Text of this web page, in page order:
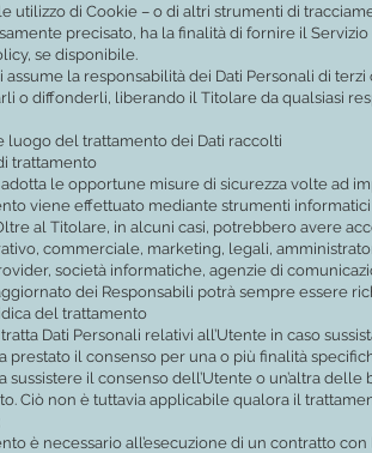
utilizzo di Cookie – o di altri strumenti di
precisato, ha la finalità di fornire il
se disponibile.
assume la responsabilità dei Dati Personali di
o diffonderli, liberando il Titolare da qualsiasi
luogo del trattamento dei Dati raccolti
trattamento
le opportune misure di sicurezza volte ad
viene effettuato mediante strumenti
al Titolare, in alcuni casi, potrebbero avere
commerciale, marketing, legali,
società informatiche, agenzie di
dei Responsabili potrà sempre essere
del trattamento
Dati Personali relativi all’Utente in caso
prestato il consenso per una o più finalità
sussistere il consenso dell’Utente o un’altra
Ciò non è tuttavia applicabile qualora il
è necessario all’esecuzione di un contratto